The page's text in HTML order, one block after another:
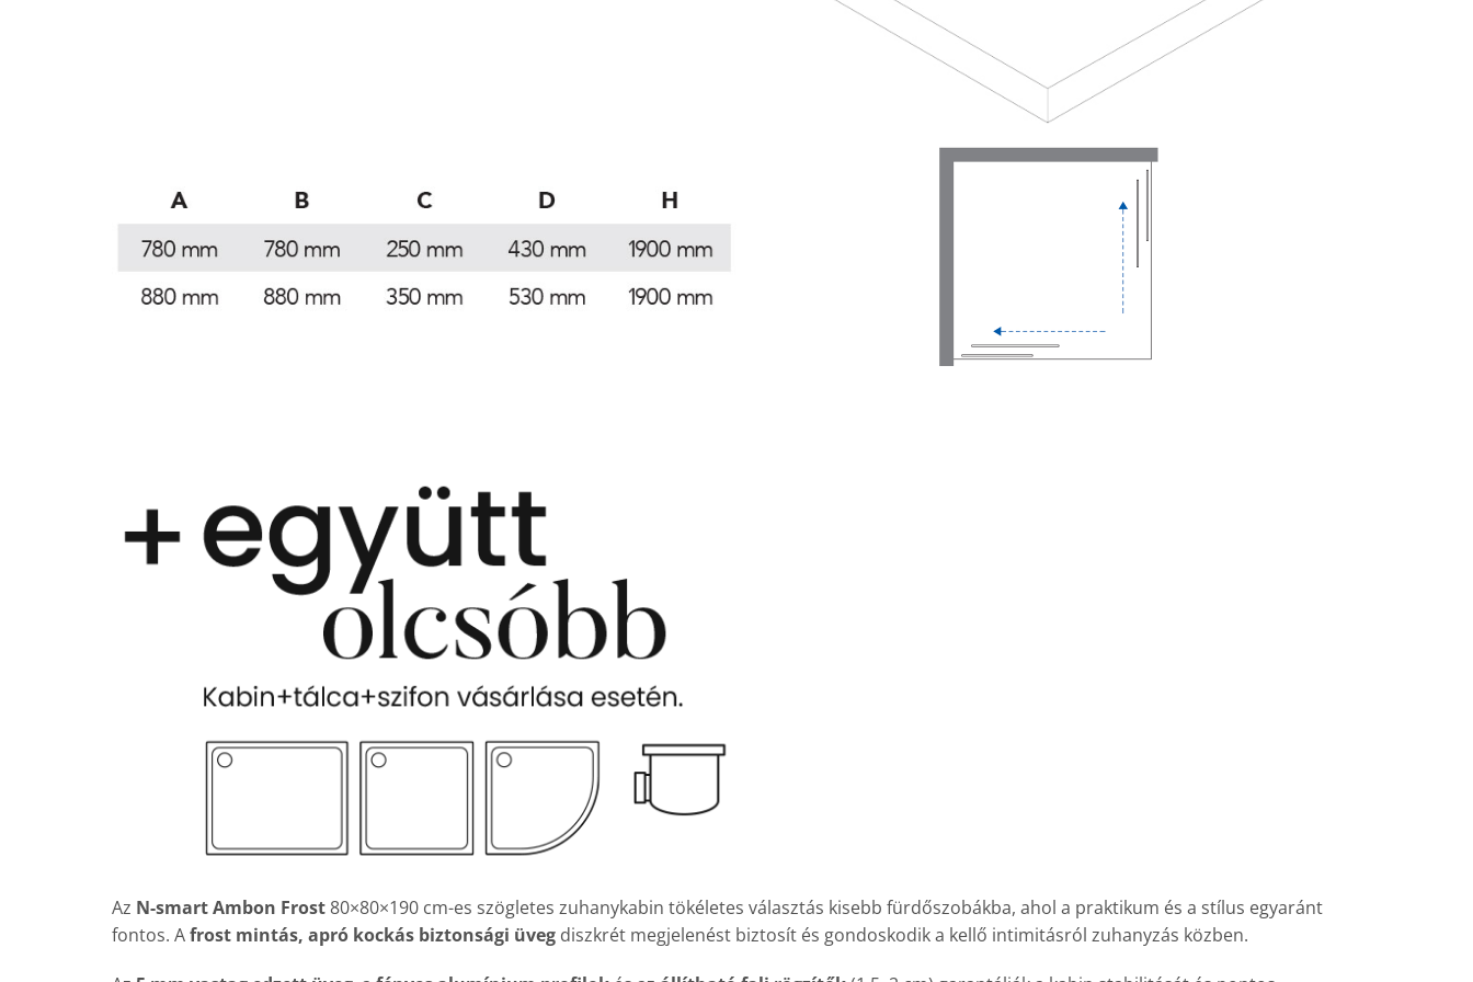
Az N-smart Ambon Frost80×80×190 cm-es szögletes zuhanykabin tökéletes választás kisebb fürdőszobákba, ahol a praktikum és a stílus egyaránt
fontos. Afrost mintás, apró kockás biztonsági üveg diszkrét megjelenést biztosít és gondoskodik a kellő intimitásról zuhanyzás közben.